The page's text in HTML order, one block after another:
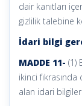
dair kanıtları
gizlilik talebine
İdari bilgi
MADDE 11- (1)
ikinci
alan idari